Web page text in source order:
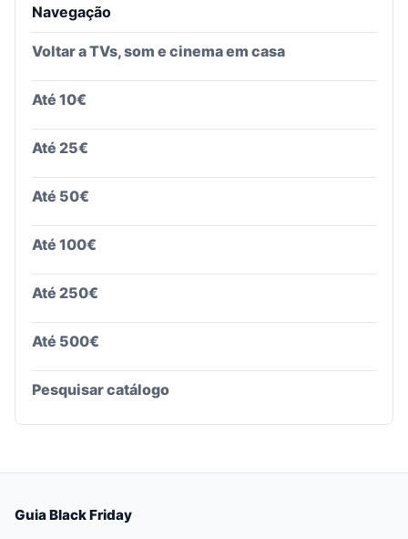
Navegação
Voltar aTVs, som e cinema em casa
Até 10€
Até 25€
Até 50€
Até 100€
Até 250€
Até 500€
Pesquisar catálogo
Guia Black Friday